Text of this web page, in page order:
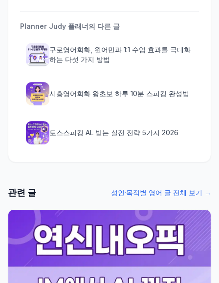
Planner Judy 플래너의 다른 글
구로영어회화, 원어민과 1:1 수업 효과를 극대화
하는 다섯 가지 방법
시흥영어회화 왕초보 하루 10분 스피킹 완성법
토스스피킹 AL 받는 실전 전략 5가지 2026
관련 글 성인·목적별 영어 글 전체 보기 →